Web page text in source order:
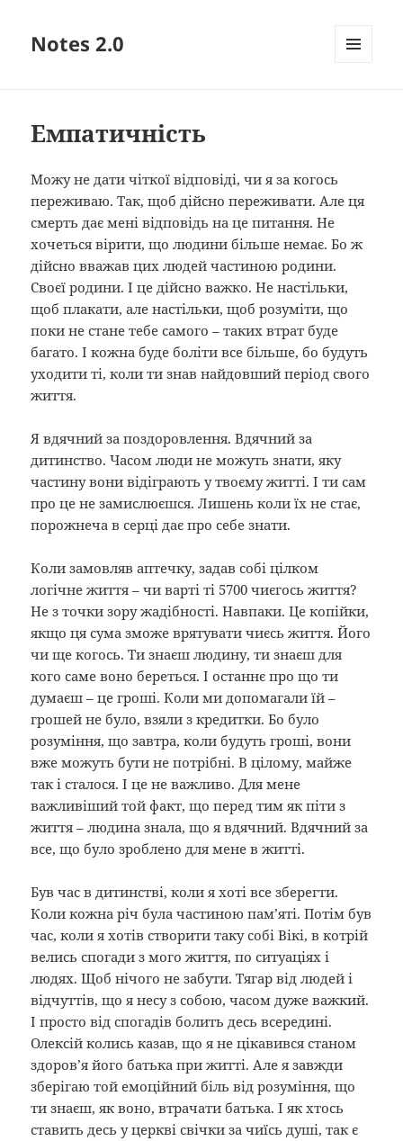
Notes 2.0
Емпатичність
Можу не дати чіткої відповіді, чи я за когось
переживаю. Так, щоб дійсно переживати. Але ця
смерть дає мені відповідь на це питання. Не
хочеться вірити, що людини більше немає. Бо ж
дійсно вважав цих людей частиною родини.
Своєї родини. І це дійсно важко. Не настільки,
щоб плакати, але настільки, щоб розуміти, що
поки не стане тебе самого – таких втрат буде
багато. І кожна буде боліти все більше, бо будуть
уходити ті, коли ти знав найдовший період свого
життя.
Я вдячний за поздоровлення. Вдячний за
дитинство. Часом люди не можуть знати, яку
частину вони відіграють у твоєму житті. І ти сам
про це не замислюєшся. Лишень коли їх не стає,
порожнеча в серці дає про себе знати.
Коли замовляв аптечку, задав собі цілком
логічне життя – чи варті ті 5700 чиєгось життя?
Не з точки зору жадібності. Навпаки. Це копійки,
якщо ця сума зможе врятувати чиєсь життя. Його
чи ще когось. Ти знаєш людину, ти знаєш для
кого саме воно береться. І останнє про що ти
думаєш – це гроші. Коли ми допомагали їй –
грошей не було, взяли з кредитки. Бо було
розуміння, що завтра, коли будуть гроші, вони
вже можуть бути не потрібні. В цілому, майже
так і сталося. І це не важливо. Для мене
важливіший той факт, що перед тим як піти з
життя – людина знала, що я вдячний. Вдячний за
все, що було зроблено для мене в житті.
Був час в дитинстві, коли я хоті все зберегти.
Коли кожна річ була частиною пам’яті. Потім був
час, коли я хотів створити таку собі Вікі, в котрій
велись спогади з мого життя, по ситуаціях і
людях. Щоб нічого не забути. Тягар від людей і
відчуттів, що я несу з собою, часом дуже важкий.
І просто від спогадів болить десь всередині.
Олексій колись казав, що я не цікавився станом
здоров’я його батька при житті. Але я завжди
зберігаю той емоційний біль від розуміння, що
ти знаєш, як воно, втрачати батька. І як хтось
ставить десь у церкві свічки за чиїсь душі, так є